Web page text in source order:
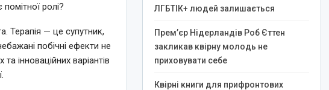
ролі?
Терапія — це супутник,
побічні ефекти не
інноваційних варіантів
ЛГБТІК+ людей залишається
Прем’єр Нідерландів Роб Єттен
закликав квірну молодь не
приховувати себе
Квірні книги для прифронтових